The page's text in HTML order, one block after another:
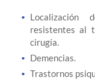
Localización
resistentes al
cirugía.
Demencias.
Trastornos